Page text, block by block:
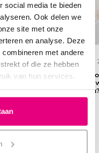
social media te bieden
Ook delen we
site met onze
en analyse. Deze
met andere
of die ze hebben
van hun services.
2024
van
ervaar
Door
Cornelis
24 December
Hoe
een merino
-3 artikelen